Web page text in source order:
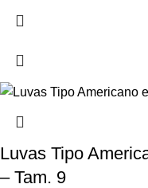
Luvas Tipo
– Tam. 9